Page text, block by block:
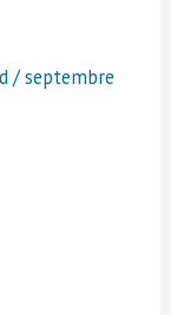
/septembre